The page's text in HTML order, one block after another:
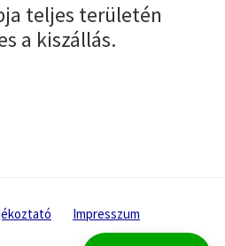
teljes területén
a kiszállás.
Impresszum